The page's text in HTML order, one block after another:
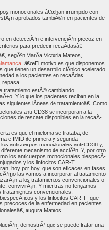
monoclonales â€œhan irrumpido con
aprobados tambiÃ©n en pacientes de
en detecciÃ³n e intervenciÃ³n precoz en
para predecir recaÃ­dasâ€
segÃºn MarÃ­a Victoria Mateos,
. â€œEl motivo es que disponemos
que tienen un desarrollo clÃ­nico acelerado
a los pacientes en recaÃ­das
repasa.
tratamiento estÃ© cambiando
Y lo que los pacientes reciban en la
siguientes lÃ­neas de tratamientoâ€. Como
anti-CD38 se incorporan a la
de rescate disponibles en la recaÃ­
es que el mieloma se trataba, de
e IMID de primera y segunda
anticuerpos monoclonales anti-CD38 y,
mecanismo de acciÃ³n. Y, por otro
los anticuerpos monoclonales biespecÃ­
y los linfocitos CAR-T.
hoy por hoy, que son eficaces en fases
las vamos a incorporar al tratamiento
a los tratamientos convencionales o
convivirÃ¡n. Y mientras no tengamos
convencionales,
y los linfocitos CAR-T -que
precoces de la enfermedad en pacientes
augura Mateos.
demostrÃ³ que se puede tratar una